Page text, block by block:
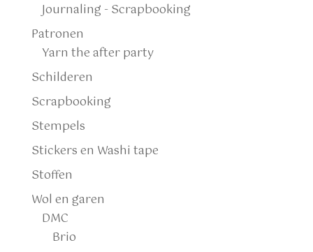
Journaling - Scrapbooking
Patronen
Yarn the after party
Schilderen
Scrapbooking
Stempels
Stickers en Washi tape
Stoffen
Wol en garen
DMC
Brio